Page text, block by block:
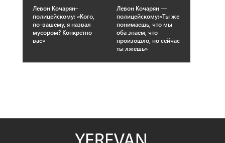
Левон Кочарян–
полицейскому: «Кого,
по-вашему, я назвал
мусором? Конкретно
вас»
Левон Кочарян —
полицейскому:«Ты же
понимаешь, что мы
оба знаем, что
произошло, но сейчас
ты лжешь»